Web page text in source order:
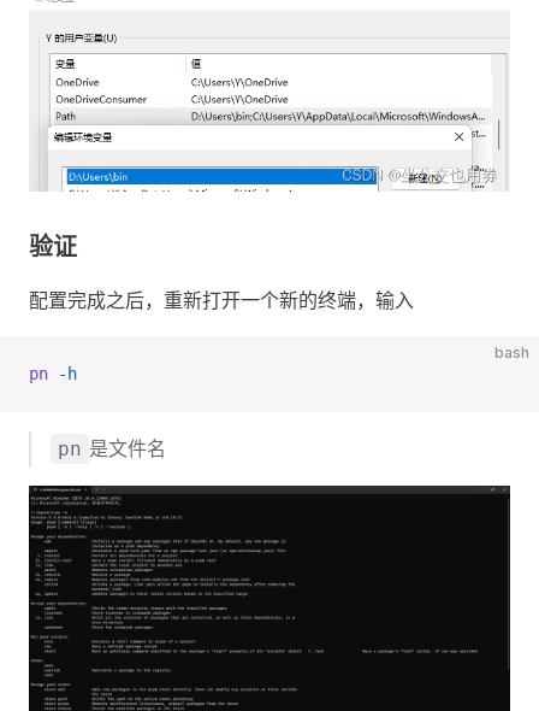
验证
配置完成之后，重新打开一个新的终端，输入
bash
pn -h
pn 是文件名